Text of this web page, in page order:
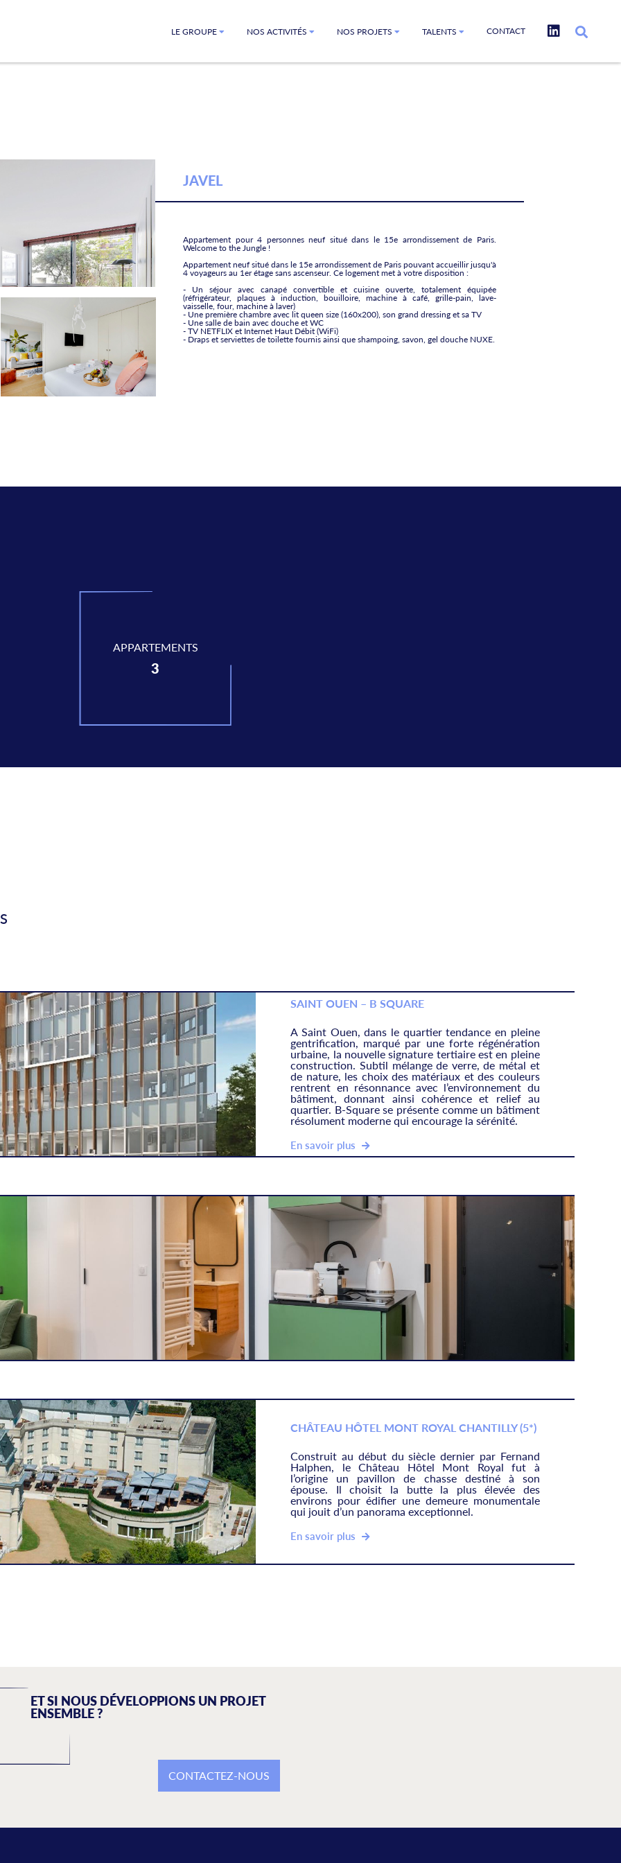
LE GROUPE NOS ACTIVITÉS NOS PROJETS TALENTS CONTACT
JAVEL
Appartement pour 4 personnes neuf situé dans le 15e arrondissement de Paris.
Welcome to the Jungle !
Appartement neuf situé dans le 15e arrondissement de Paris pouvant accueillir jusqu'à
4 voyageurs au 1er étage sans ascenseur. Ce logement met à votre disposition :
- Un séjour avec canapé convertible et cuisine ouverte, totalement équipée
(réfrigérateur, plaques à induction, bouilloire, machine à café, grille-pain, lave-
vaisselle, four, machine à laver)
- Une première chambre avec lit queen size (160x200), son grand dressing et sa TV
- Une salle de bain avec douche et WC
- TV NETFLIX et Internet Haut Débit (WiFi)
- Draps et serviettes de toilette fournis ainsi que shampoing, savon, gel douche NUXE.
APPARTEMENTS
3
SAINT OUEN – B SQUARE
A Saint Ouen, dans le quartier tendance en pleine
gentrification, marqué par une forte régénération
urbaine, la nouvelle signature tertiaire est en pleine
construction. Subtil mélange de verre, de métal et
de nature, les choix des matériaux et des couleurs
rentrent en résonnance avec l’environnement du
bâtiment, donnant ainsi cohérence et relief au
quartier. B-Square se présente comme un bâtiment
résolument moderne qui encourage la sérénité.
En savoir plus
CHÂTEAU HÔTEL MONT ROYAL CHANTILLY (5*)
Construit au début du siècle dernier par Fernand
Halphen, le Château Hôtel Mont Royal fut à
l’origine un pavillon de chasse destiné à son
épouse. Il choisit la butte la plus élevée des
environs pour édifier une demeure monumentale
qui jouit d’un panorama exceptionnel.
En savoir plus
ET SI NOUS DÉVELOPPIONS UN PROJET
ENSEMBLE ?
CONTACTEZ-NOUS